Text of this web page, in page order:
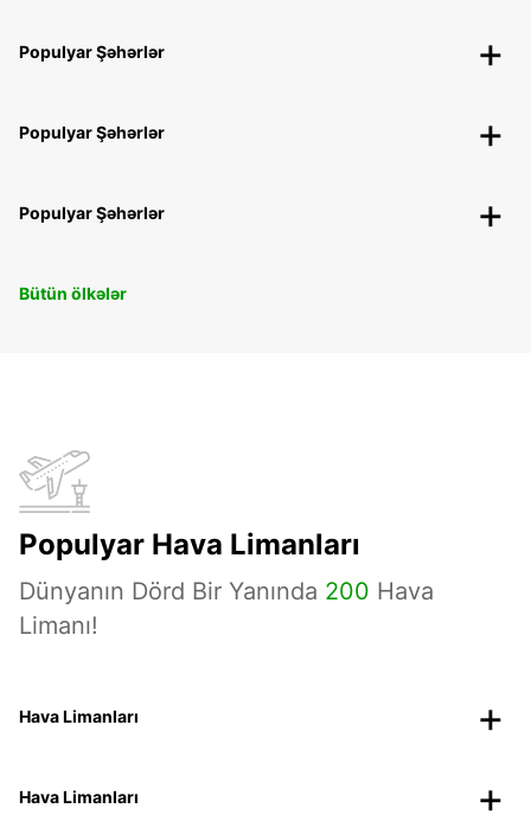
Populyar Şəhərlər
Populyar Şəhərlər
Populyar Şəhərlər
Bütün ölkələr
Populyar Hava Limanları
Dünyanın Dörd Bir Yanında 200 Hava
Limanı!
Hava Limanları
Hava Limanları